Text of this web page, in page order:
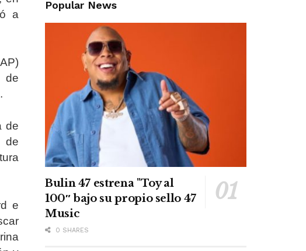
a
de
de
de
e
Popular News
Bulin 47 estrena "Toy al
100″ bajo su propio sello 47
Music
0 SHARES